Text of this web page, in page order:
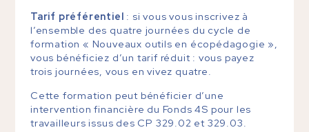
Tarif préférentiel : si vous vous inscrivez à
l’ensemble des quatre journées du cycle de
formation « Nouveaux outils en écopédagogie »,
vous bénéficiez d’un tarif réduit : vous payez
trois journées, vous en vivez quatre.
Cette formation peut bénéficier d’une
intervention financière du Fonds 4S pour les
travailleurs issus des CP 329.02 et 329.03.